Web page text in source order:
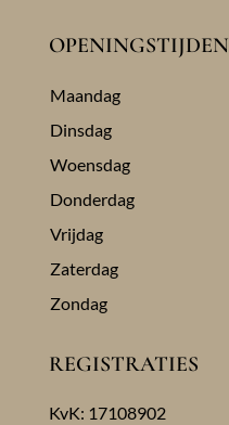
OPENINGSTIJDEN
Maandag
Dinsdag
Woensdag
Donderdag
Vrijdag
Zaterdag
Zondag
REGISTRATIES
KvK: 17108902